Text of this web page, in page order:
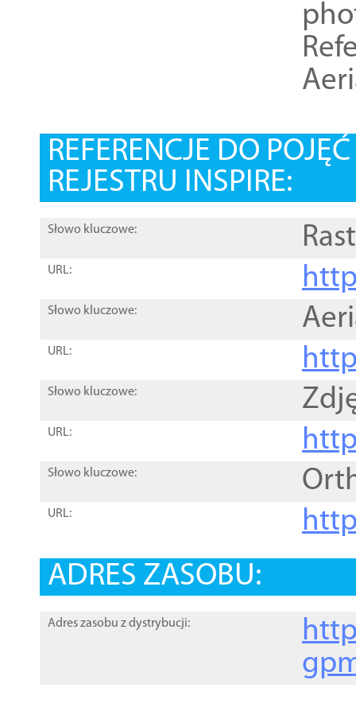
REFERENCJE DO
REJESTRU INSPIRE:
Słowo kluczowe:
URL:
Słowo kluczowe:
URL:
Słowo kluczowe:
URL:
Słowo kluczowe:
URL:
ADRES ZASOBU:
Adres zasobu z dystrybucji: